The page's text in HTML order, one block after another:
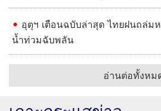
อุตุฯ เตือนฉบับล่าสุด ไทยฝนถล่ม
น้ำท่วมฉับพลัน
อ่านต่อทั้งหม